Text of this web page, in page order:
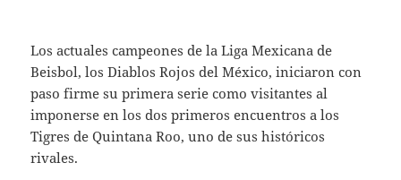
Los actuales campeones de la Liga Mexicana de
Beisbol, los Diablos Rojos del México, iniciaron con
paso firme su primera serie como visitantes al
imponerse en los dos primeros encuentros a los
Tigres de Quintana Roo, uno de sus históricos
rivales.